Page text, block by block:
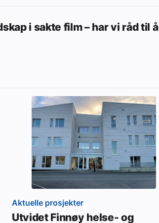
i sakte film – har vi råd til å
Aktuelle prosjekter
Utvidet Finnøy helse- og